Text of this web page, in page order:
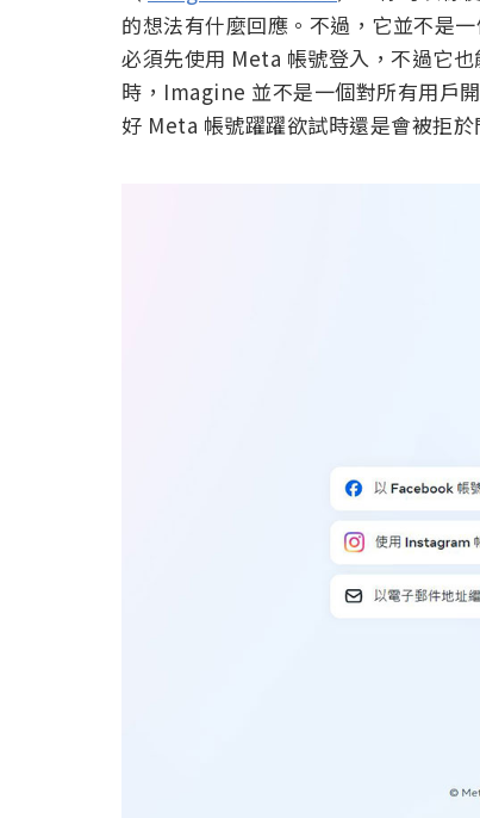
的想法有什麼回應。不過，它並不是
必須先使用 Meta 帳號登入，不過它
時，Imagine 並不是一個對所有用戶
好 Meta 帳號躍躍欲試時還是會被拒